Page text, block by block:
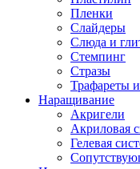
Пленки
Слайдеры
Слюда и
Стемпинг
Стразы
Трафареты
Наращивание
Акригели
Акриловая
Гелевая